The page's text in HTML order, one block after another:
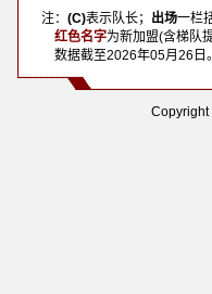
注： (C)表示队长； 出场一栏
红色名字为新加盟(含梯队
数据截至2026年05月26日 。